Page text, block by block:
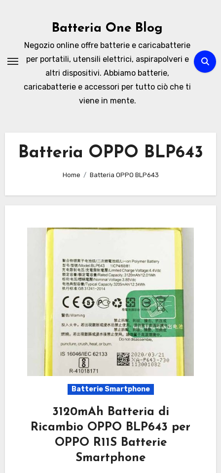
Batteria One Blog
Negozio online offre batterie e caricabatterie
per portatili, utensili elettrici, aspirapolveri e
altri dispositivi. Abbiamo batterie,
caricabatterie e accessori per tutto ciò che ti
viene in mente.
Batteria OPPO BLP643
Home Batteria OPPO BLP643
Batterie Smartphone
3120mAh Batteria di
Ricambio OPPO BLP643 per
OPPO R11S Batterie
Smartphone